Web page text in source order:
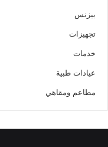
بيزنس
تجهيزات
خدمات
عيادات طبية
مطاعم ومقاهي